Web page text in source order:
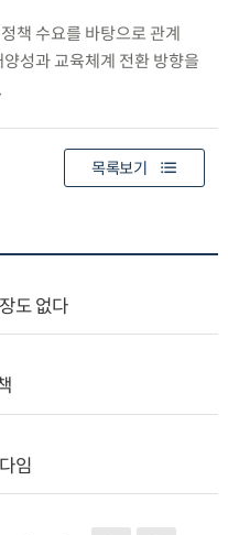
책 수요를 바탕으로 관계
성과 교육체계 전환 방향을
목록보기
도 없다
임